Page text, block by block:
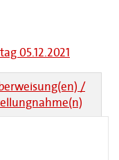
05.12.2021
/